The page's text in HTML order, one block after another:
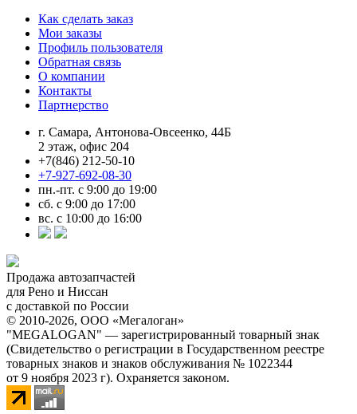
Как сделать заказ
Мои заказы
Профиль пользователя
Обратная связь
О компании
Контакты
Партнерство
г. Самара, Антонова-Овсеенко, 44Б
2 этаж, офис 204
+7(846) 212-50-10
+7-927-692-08-30
пн.-пт. с 9:00 до 19:00
сб. с 9:00 до 17:00
вс. с 10:00 до 16:00
Продажа автозапчастей
для Рено и Ниссан
с доставкой по России
© 2010-2026, ООО «Мегалоган»
"MEGALOGAN" — зарегистрированный товарный знак
(Свидетельство о регистрации в Государственном реестре
товарных знаков и знаков обслуживания № 1022344
от 9 ноября 2023 г). Охраняется законом.